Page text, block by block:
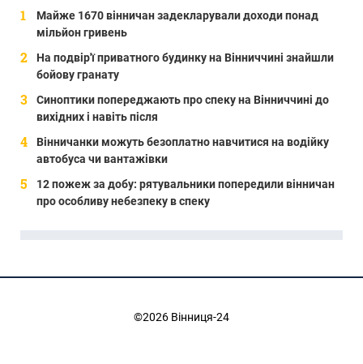
Майже 1670 вінничан задекларували доходи понад
мільйон гривень
На подвір'ї приватного будинку на Вінниччині знайшли
бойову гранату
Синоптики попереджають про спеку на Вінниччині до
вихідних і навіть після
Вінничанки можуть безоплатно навчитися на водійку
автобуса чи вантажівки
12 пожеж за добу: рятувальники попередили вінничан
про особливу небезпеку в спеку
©2026 Вінниця-24